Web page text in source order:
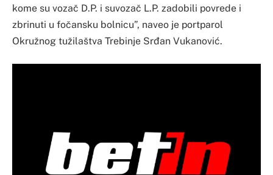
kome su vozač D.P. i suvozač L.P. zadobili povrede i
zbrinuti u fočansku bolnicu”, naveo je portparol
Okružnog tužilaštva Trebinje Srđan Vukanović.